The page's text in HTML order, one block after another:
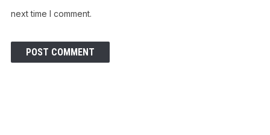
next time I comment.